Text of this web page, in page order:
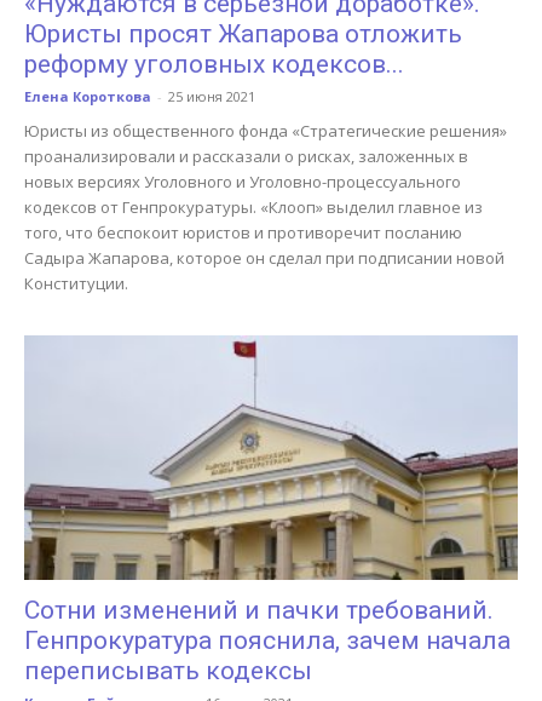
Юристы просят Жапарова отложить
реформу уголовных кодексов...
Елена Короткова - 25 июня 2021
Юристы из общественного фонда «Стратегические решения»
проанализировали и рассказали о рисках, заложенных в
новых версиях Уголовного и Уголовно-процессуального
кодексов от Генпрокуратуры. «Клооп» выделил главное из
того, что беспокоит юристов и противоречит посланию
Садыра Жапарова, которое он сделал при подписании новой
Конституции.
Сотни изменений и пачки требований.
Генпрокуратура пояснила, зачем начала
переписывать кодексы